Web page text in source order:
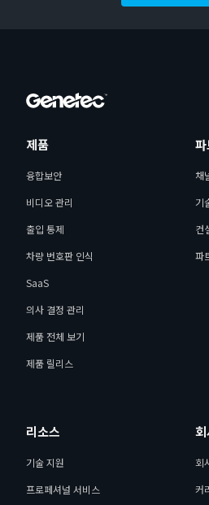
제품
융합보안
비디오 관리
출입 통제
차량 번호판 인식
SaaS
의사 결정 관리
제품 전체 보기
제품 릴리스
채
기
컨
파
리소스
기술 지원
프로페셔널 서비스
회
커